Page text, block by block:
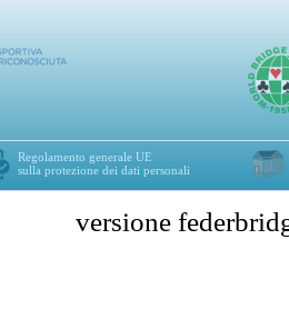
Regolamento generale UE
sulla protezione dei dati personali
versione